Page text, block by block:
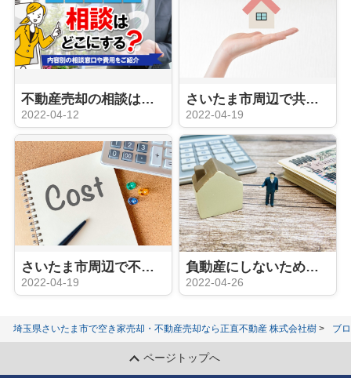
不動産売却の相談はどこにする？内容別の相談窓口や費用をご紹介
2022-04-12
さいたま市周辺で共有名義の不動産を売却したい方へ！方法や注意点をご紹介
2022-04-19
さいたま市周辺で不動産を売却したい方へ！さまざまな費用をご紹介
2022-04-19
負動産にしないための解決法とは？不動産売却などの具体例をご紹介
2022-04-26
埼玉県さいたま市で空き家売却・不動産売却なら正直不動産 株式会社樹 ブ
ページトップへ